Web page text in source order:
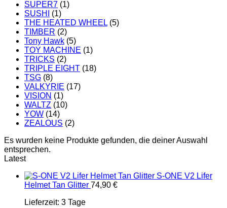
SUPER7 (1)
SUSHI
(1)
THE HEATED WHEEL (5)
TIMBER (2)
Tony Hawk (5)
TOY MACHINE (1)
TRICKS (2)
TRIPLE EIGHT (18)
TSG (8)
VALKYRIE (17)
VISION (1)
WALTZ (10)
YOW (14)
ZEALOUS (2)
Es wurden keine Produkte gefunden, die deiner Auswahl
entsprechen.
Latest
S-ONE V2 Lifer
Helmet Tan Glitter 74,90 €
Lieferzeit: 3 Tage